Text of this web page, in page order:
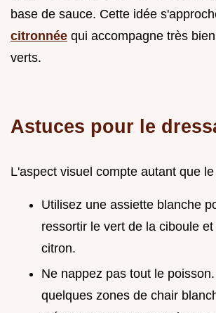
base de sauce. Cette idée
citronnée qui accompagne très
verts.
Astuces pour le
L'aspect visuel compte autant que
Utilisez une assiette blanche
ressortir le vert de la ciboule
citron.
Ne nappez pas tout le
quelques zones de chair